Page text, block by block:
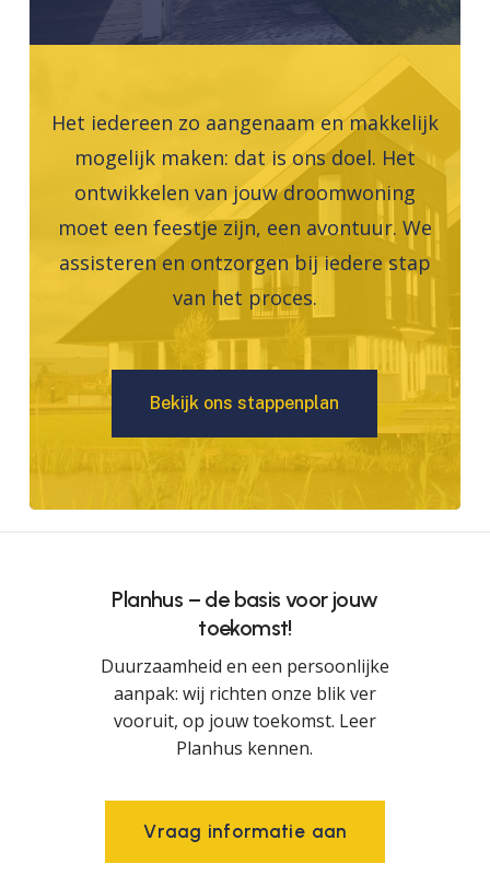
Het iedereen zo aangenaam en makkelijk
mogelijk maken: dat is ons doel. Het
ontwikkelen van jouw droomwoning
moet een feestje zijn, een avontuur. We
assisteren en ontzorgen bij iedere stap
van het proces.
Bekijk ons stappenplan
Planhus – de basis voor jouw
toekomst!
Duurzaamheid en een persoonlijke
aanpak: wij richten onze blik ver
vooruit, op jouw toekomst. Leer
Planhus kennen.
Vraag informatie aan